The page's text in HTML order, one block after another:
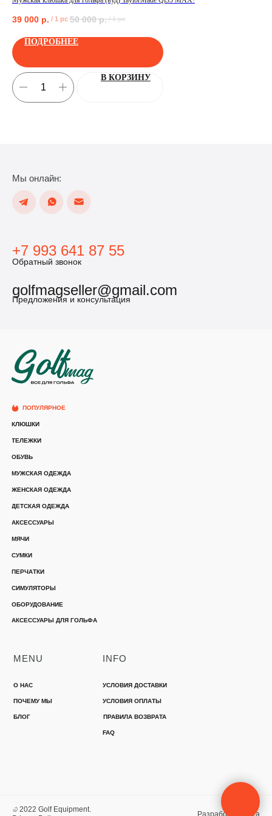
39 000 р. / 1 pc 50 000 р. / 1 pc
ПОДРОБНЕЕ
В КОРЗИНУ
+7 993 641 87 55
Обратный звонок
golfmagseller@gmail.com
Предложения и консультация
О НАС
ПОЧЕМУ МЫ
MENU
БЛОГ
УСЛОВИЯ ДОСТАВКИ
УСЛОВИЯ ОПЛАТЫ
INFO
FAQ
© 2022 Golf Equipment.
Разработка сайта
Мы онлайн:
КЛЮШКИ
СУМКИ
ОБУВЬ
ПЕРЧАТКИ
ТЕЛЕЖКИ
АКСЕССУАРЫ ДЛЯ ГОЛЬФА
МЯЧИ
СИМУЛЯТОРЫ
ОБОРУДОВАНИЕ
МУЖСКАЯ ОДЕЖДА
ЖЕНСКАЯ ОДЕЖДА
ДЕТСКАЯ ОДЕЖДА
АКСЕССУАРЫ
ПОПУЛЯРНОЕ
ПРАВИЛА ВОЗВРАТА